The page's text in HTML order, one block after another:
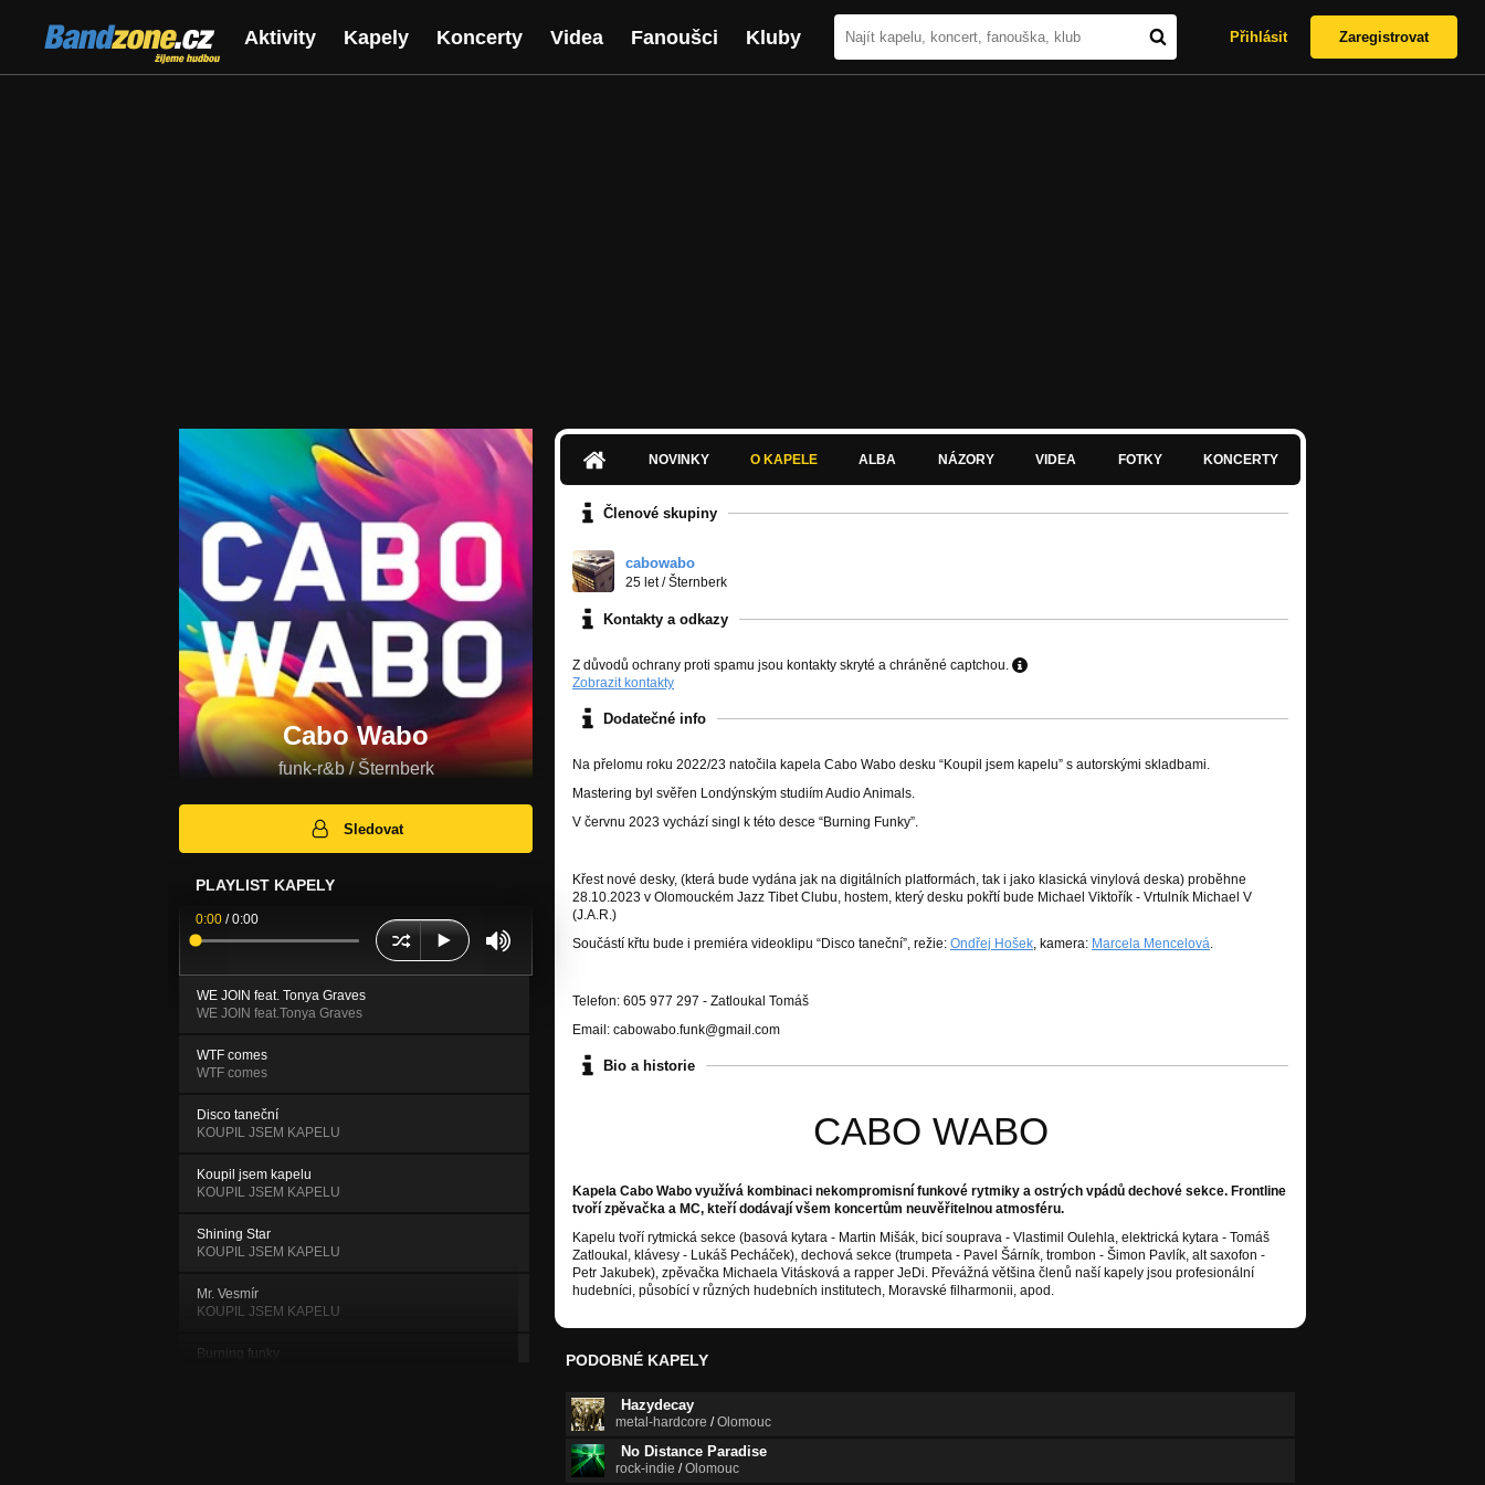
Bandzone.cz
žijeme hudbou
Aktivity Kapely Koncerty Videa Fanoušci Kluby Přihlásit Zaregistrovat
Cabo Wabo
funk-r&b / Šternberk
Sledovat
PLAYLIST KAPELY
0:00 /0:00
WE JOIN feat. Tonya Graves
WE JOIN feat.Tonya Graves
WTF comes
WTF comes
Disco taneční
KOUPIL JSEM KAPELU
Koupil jsem kapelu
KOUPIL JSEM KAPELU
Shining Star
KOUPIL JSEM KAPELU
Mr. Vesmír
KOUPIL JSEM KAPELU
Burning funky
NOVINKY O KAPELE ALBA NÁZORY VIDEA FOTKY KONCERTY
Členové skupiny
cabowabo
25 let/Šternberk
Kontakty a odkazy
Z důvodů ochrany proti spamu jsou kontakty skryté a chráněné captchou.
Zobrazit kontakty
Dodatečné info
Na přelomu roku 2022/23 natočila kapela Cabo Wabo desku “Koupil jsem kapelu” s autorskými skladbami.
Mastering byl svěřen Londýnským studiím Audio Animals.
V červnu 2023 vychází singl k této desce “Burning Funky”.
Křest nové desky, (která bude vydána jak na digitálních platformách, tak i jako klasická vinylová deska) proběhne
28.10.2023 v Olomouckém Jazz Tibet Clubu, hostem, který desku pokřtí bude Michael Viktořík - Vrtulník Michael V
(J.A.R.)
Součástí křtu bude i premiéra videoklipu “Disco taneční”, režie: Ondřej Hošek, kamera: Marcela Mencelová.
Telefon: 605 977 297 - Zatloukal Tomáš
Email: cabowabo.funk@gmail.com
Bio a historie
CABO WABO
Kapela Cabo Wabo využívá kombinaci nekompromisní funkové rytmiky a ostrých vpádů dechové sekce. Frontline
tvoří zpěvačka a MC, kteří dodávají všem koncertům neuvěřitelnou atmosféru.
Kapelu tvoří rytmická sekce (basová kytara - Martin Mišák, bicí souprava - Vlastimil Oulehla, elektrická kytara - Tomáš
Zatloukal, klávesy - Lukáš Pecháček), dechová sekce (trumpeta - Pavel Šárník, trombon - Šimon Pavlík, alt saxofon -
Petr Jakubek), zpěvačka Michaela Vitásková a rapper JeDi. Převážná většina členů naší kapely jsou profesionální
hudebníci, působící v různých hudebních institutech, Moravské filharmonii, apod.
PODOBNÉ KAPELY
Hazydecay
metal-hardcore /Olomouc
No Distance Paradise
rock-indie /Olomouc